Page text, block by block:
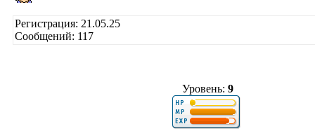
Регистрация: 21.05.25
Сообщений: 117
Уровень: 9